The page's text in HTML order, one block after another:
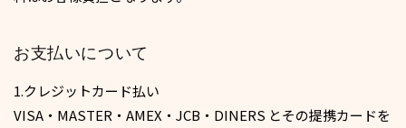
お支払いについて
1.クレジットカード払い
VISA・MASTER・AMEX・JCB・DINERS とその提携カードを